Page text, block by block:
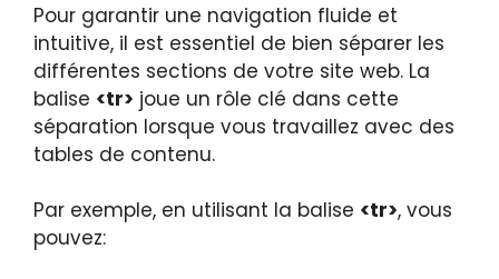
Pour garantir une navigation fluide et
intuitive, il est essentiel de bien séparer les
différentes sections de votre site web. La
balise <tr> joue un rôle clé dans cette
séparation lorsque vous travaillez avec des
tables de contenu.
Par exemple, en utilisant la balise <tr>, vous
pouvez: